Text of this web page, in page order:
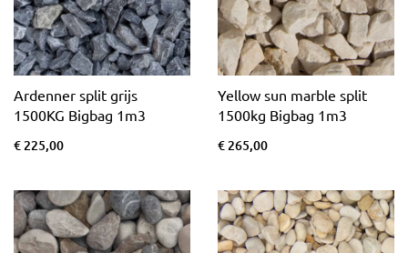
Ardenner split grijs
1500KG Bigbag 1m3
€ 225,00
Yellow sun marble split
1500kg Bigbag 1m3
€ 265,00